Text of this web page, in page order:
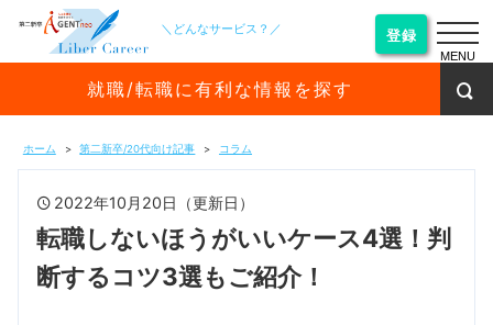
＼どんなサービス？／ 登録
就職/転職に有利な情報を探す
ホーム 第二新卒/20代向け記事 コラム
2022年10月20日（更新日）
転職しないほうがいいケース4選！判
断するコツ3選もご紹介！
MENU